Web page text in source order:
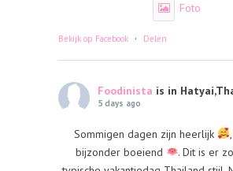
Foto
Bekijk op Facebook · Delen
Foodinista is in
5 days ago
Sommigen dagen zijn heerlijk
bijzonder boeiend
. Dit is er